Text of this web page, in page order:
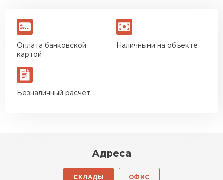
Оплата банковской
картой
Наличными на объекте
Безналичный расчёт
Адреса
СКЛАДЫ ОФИС